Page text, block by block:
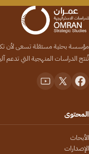
مؤسسة بحثية مستقلة تسعى لأن
تُنتج الدراسات المنهجية التي تدعم
المحتوى
الأبحاث
الإصدارات